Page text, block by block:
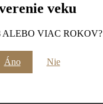
veku
ALEBO VIAC ROKOV?
Áno Nie